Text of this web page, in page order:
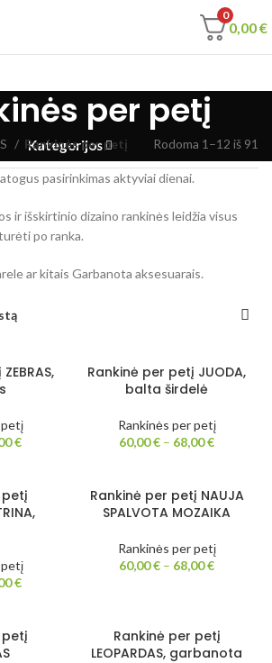
0
0,00€
per petį
Kategorijos
Rankinės per petį Rodoma 1–12 iš 91
pasirinkimas aktyviai dienai.
ir išskirtinio dizaino rankinės leidžia visus
po ranka.
ar kitais Garbanota aksesuarais.
petį
€
Rankinė per petį JUODA,
balta širdelė
Rankinės per petį
60,00€ – 68,00€
petį
petį
€
Rankinė per petį NAUJA
SPALVOTA MOZAIKA
Rankinės per petį
60,00€ – 68,00€
petį
Rankinė per petį
LEOPARDAS, garbanota